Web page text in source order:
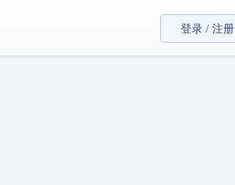
登录 / 注册